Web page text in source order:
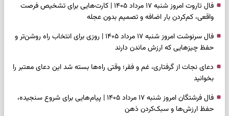
فال تاروت امروز شنبه ۱۷ مرداد ۱۴۰۵ | کارت‌هایی برای تشخیص فرصت
واقعی، کم‌کردن بار اضافه و تصمیم بدون عجله
فال سرنوشت امروز شنبه ۱۷ مرداد ۱۴۰۵ | روزی برای انتخاب راه روشن‌تر و
حفظ چیزهایی که ارزش ماندن دارند
دعای نجات از گرفتاری، غم و فقر؛ وقتی راه‌ها بسته شد این دعای معتبر را
بخوانید
فال فرشتگان امروز شنبه ۱۷ مرداد ۱۴۰۵ | پیام‌هایی برای شروع سنجیده،
حفظ ارزش‌ها و سبک‌کردن ذهن